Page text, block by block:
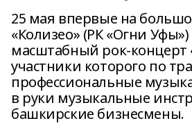
25 мая впервые на
«Колизео» (РК «Огни
масштабный рок-концерт
участники которого по
профессиональные
в руки музыкальные
башкирские бизнесмены.